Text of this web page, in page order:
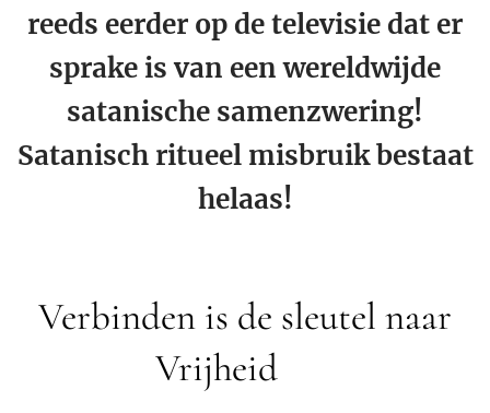
reeds eerder op de televisie dat er
sprake is van een wereldwijde
satanische samenzwering!
Satanisch ritueel misbruik bestaat
helaas!
Verbinden is de sleutel naar
Vrijheid 💫